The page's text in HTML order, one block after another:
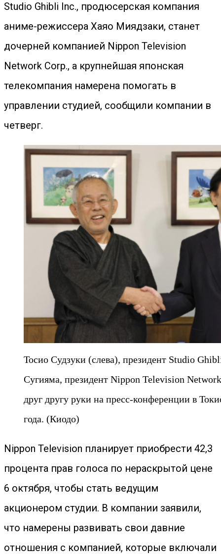
Studio Ghibli Inc., продюсерская компания
аниме-режиссера Хаяо Миядзаки, станет
дочерней компанией Nippon Television
Network Corp., а крупнейшая японская
телекомпания намерена помогать в
управлении студией, сообщили компании в
четверг.
Тосио Судзуки (слева), президент Studio
Сугияма, президент Nippon Television
друг другу руки на пресс-конференции в
года. (Киодо)
Nippon Television планирует приобрести 42,3
процента прав голоса по нераскрытой цене
6 октября, чтобы стать ведущим
акционером студии. В компании заявили,
что намерены развивать свои давние
отношения с компанией, которые включали